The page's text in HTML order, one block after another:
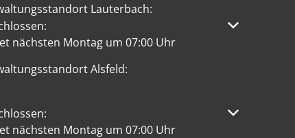
Lauterbach:
um weitere Öffnungs- oder Schließzeiten
nächsten Montag um 07:00 Uhr
Alsfeld:
um weitere Öffnungs- oder Schließzeiten
nächsten Montag um 07:00 Uhr